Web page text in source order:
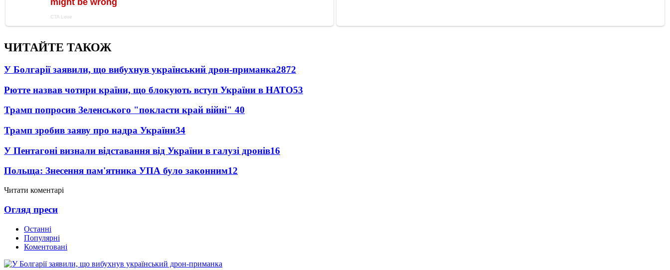
ЧИТАЙТЕ ТАКОЖ
У Болгарії заявили, що вибухнув український дрон-приманка2872
Рютте назвав чотири країни, що блокують вступ України в НАТО53
Трамп попросив Зеленського "покласти край війні" 40
Трамп зробив заяву про надра України34
У Пентагоні визнали відставання від України в галузі дронів16
Польща: Знесення пам'ятника УПА було законним12
Читати коментарі
Огляд преси
Останні
Популярні
Коментовані